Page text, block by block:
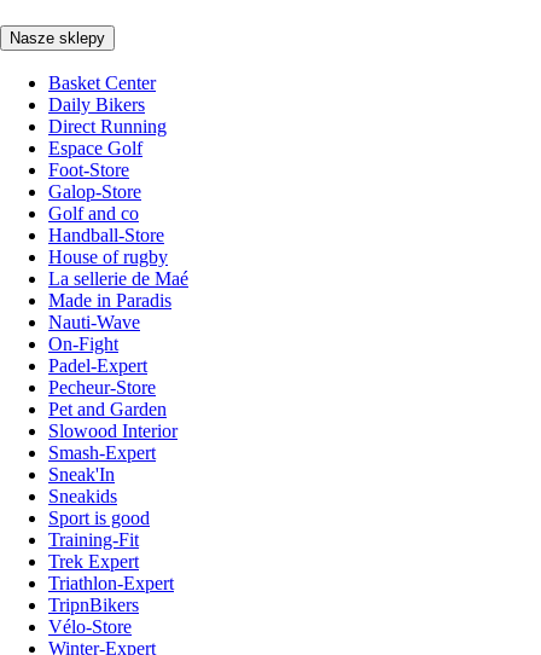
Nasze sklepy
Basket Center
Daily Bikers
Direct Running
Espace Golf
Foot-Store
Galop-Store
Golf and co
Handball-Store
House of rugby
La sellerie de Maé
Made in Paradis
Nauti-Wave
On-Fight
Padel-Expert
Pecheur-Store
Pet and Garden
Slowood Interior
Smash-Expert
Sneak'In
Sneakids
Sport is good
Training-Fit
Trek Expert
Triathlon-Expert
TripnBikers
Vélo-Store
Winter-Expert